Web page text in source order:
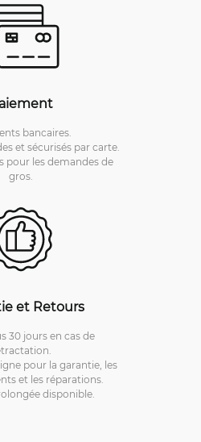
bancaires.
et sécurisés par carte.
pour les demandes de
gros.
et Retours
30 jours en cas de
pour la garantie, les
et les réparations.
disponible.